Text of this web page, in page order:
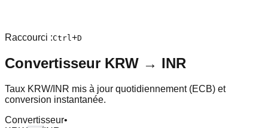
Raccourci :Ctrl+D
Convertisseur KRW → INR
Taux KRW/INR mis à jour quotidiennement (ECB) et
conversion instantanée.
Convertisseur•